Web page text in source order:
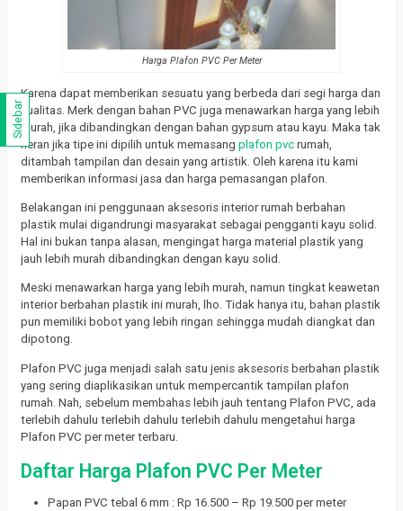
Harga Plafon PVC Per Meter
Karena dapat memberikan sesuatu yang berbeda dari segi harga dan
kualitas. Merk dengan bahan PVC juga menawarkan harga yang lebih
murah, jika dibandingkan dengan bahan gypsum atau kayu. Maka tak
heran jika tipe ini dipilih untuk memasang plafon pvc rumah,
ditambah tampilan dan desain yang artistik. Oleh karena itu kami
memberikan informasi jasa dan harga pemasangan plafon.
Belakangan ini penggunaan aksesoris interior rumah berbahan
plastik mulai digandrungi masyarakat sebagai pengganti kayu solid.
Hal ini bukan tanpa alasan, mengingat harga material plastik yang
jauh lebih murah dibandingkan dengan kayu solid.
Meski menawarkan harga yang lebih murah, namun tingkat keawetan
interior berbahan plastik ini murah, lho. Tidak hanya itu, bahan plastik
pun memiliki bobot yang lebih ringan sehingga mudah diangkat dan
dipotong.
Plafon PVC juga menjadi salah satu jenis aksesoris berbahan plastik
yang sering diaplikasikan untuk mempercantik tampilan plafon
rumah. Nah, sebelum membahas lebih jauh tentang Plafon PVC, ada
terlebih dahulu terlebih dahulu terlebih dahulu mengetahui harga
Plafon PVC per meter terbaru.
Daftar Harga Plafon PVC Per Meter
Papan PVC tebal 6 mm : Rp 16.500 – Rp 19.500 per meter
Sidebar